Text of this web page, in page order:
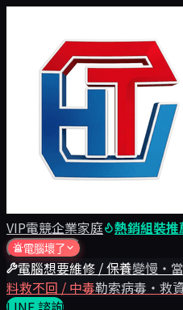
VIP電競企業家庭 熱銷組裝推
電腦壞了
電腦想要維修 / 保養變慢・
料救不回 / 中毒勒索病毒・救